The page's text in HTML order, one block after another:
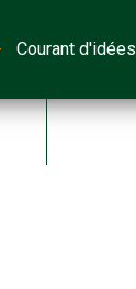
Courant d'idées